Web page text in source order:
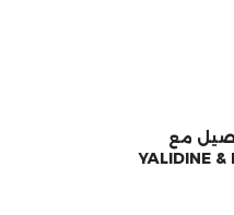
مع
YALIDINE &